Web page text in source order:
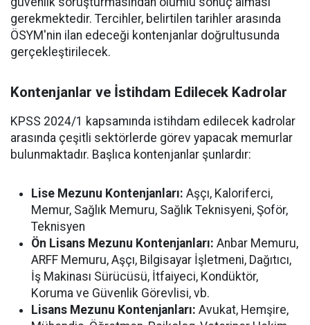
gerekmektedir. Tercihler, belirtilen tarihler arasında
ÖSYM'nin ilan edeceği kontenjanlar doğrultusunda
gerçekleştirilecek.
Kontenjanlar ve İstihdam Edilecek Kadrolar
KPSS 2024/1 kapsamında istihdam edilecek kadrolar
arasında çeşitli sektörlerde görev yapacak memurlar
bulunmaktadır. Başlıca kontenjanlar şunlardır:
Lise Mezunu Kontenjanları: Aşçı, Kaloriferci,
Memur, Sağlık Memuru, Sağlık Teknisyeni, Şoför,
Teknisyen
Ön Lisans Mezunu Kontenjanları: Anbar Memuru,
ARFF Memuru, Aşçı, Bilgisayar İşletmeni, Dağıtıcı,
İş Makinası Sürücüsü, İtfaiyeci, Kondüktör,
Koruma ve Güvenlik Görevlisi, vb.
Lisans Mezunu Kontenjanları: Avukat, Hemşire,